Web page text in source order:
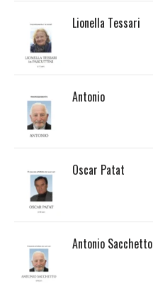
Lionella Tessari
Antonio
Oscar Patat
Antonio Sacchetto